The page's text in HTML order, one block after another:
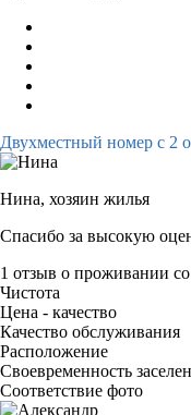
Двухместный номер с 2
Нина, хозяин жилья
Спасибо за высокую
1 отзыв о проживании
Чистота
Цена - качество
Качество обслуживания
Расположение
Своевременность
Соответствие фото